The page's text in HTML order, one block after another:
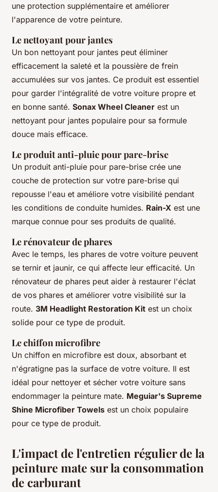
une protection supplémentaire et améliorer
l'apparence de votre peinture.
Le nettoyant pour jantes
Un bon nettoyant pour jantes peut éliminer
efficacement la saleté et la poussière de frein
accumulées sur vos jantes. Ce produit est essentiel
pour garder l'intégralité de votre voiture propre et
en bonne santé. Sonax Wheel Cleaner est un
nettoyant pour jantes populaire pour sa formule
douce mais efficace.
Le produit anti-pluie pour pare-brise
Un produit anti-pluie pour pare-brise crée une
couche de protection sur votre pare-brise qui
repousse l'eau et améliore votre visibilité pendant
les conditions de conduite humides. Rain-X est une
marque connue pour ses produits de qualité.
Le rénovateur de phares
Avec le temps, les phares de votre voiture peuvent
se ternir et jaunir, ce qui affecte leur efficacité. Un
rénovateur de phares peut aider à restaurer l'éclat
de vos phares et améliorer votre visibilité sur la
route. 3M Headlight Restoration Kit est un choix
solide pour ce type de produit.
Le chiffon microfibre
Un chiffon en microfibre est doux, absorbant et
n'égratigne pas la surface de votre voiture. Il est
idéal pour nettoyer et sécher votre voiture sans
endommager la peinture mate. Meguiar's Supreme
Shine Microfiber Towels est un choix populaire
pour ce type de produit.
L'impact de l'entretien régulier de la
peinture mate sur la consommation
de carburant